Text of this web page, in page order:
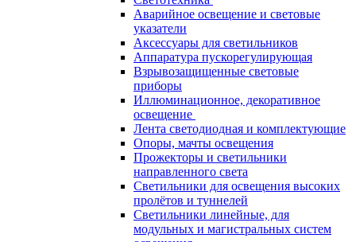
Аварийное освещение и световые
указатели
Аксессуары для светильников
Аппаратура пускорегулирующая
Взрывозащищенные световые
приборы
Иллюминационное, декоративное
освещение
Лента светодиодная и комплектующие
Опоры, мачты освещения
Прожекторы и светильники
направленного света
Светильники для освещения высоких
пролётов и туннелей
Светильники линейные, для
модульных и магистральных систем